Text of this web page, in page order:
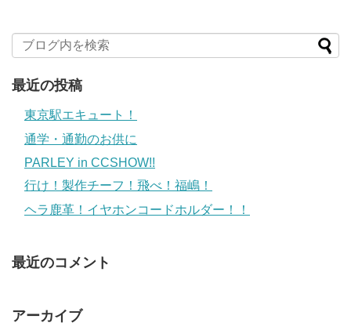
最近の投稿
東京駅エキュート！
通学・通勤のお供に
PARLEY in CCSHOW!!
行け！製作チーフ！飛べ！福嶋！
ヘラ鹿革！イヤホンコードホルダー！！
最近のコメント
アーカイブ